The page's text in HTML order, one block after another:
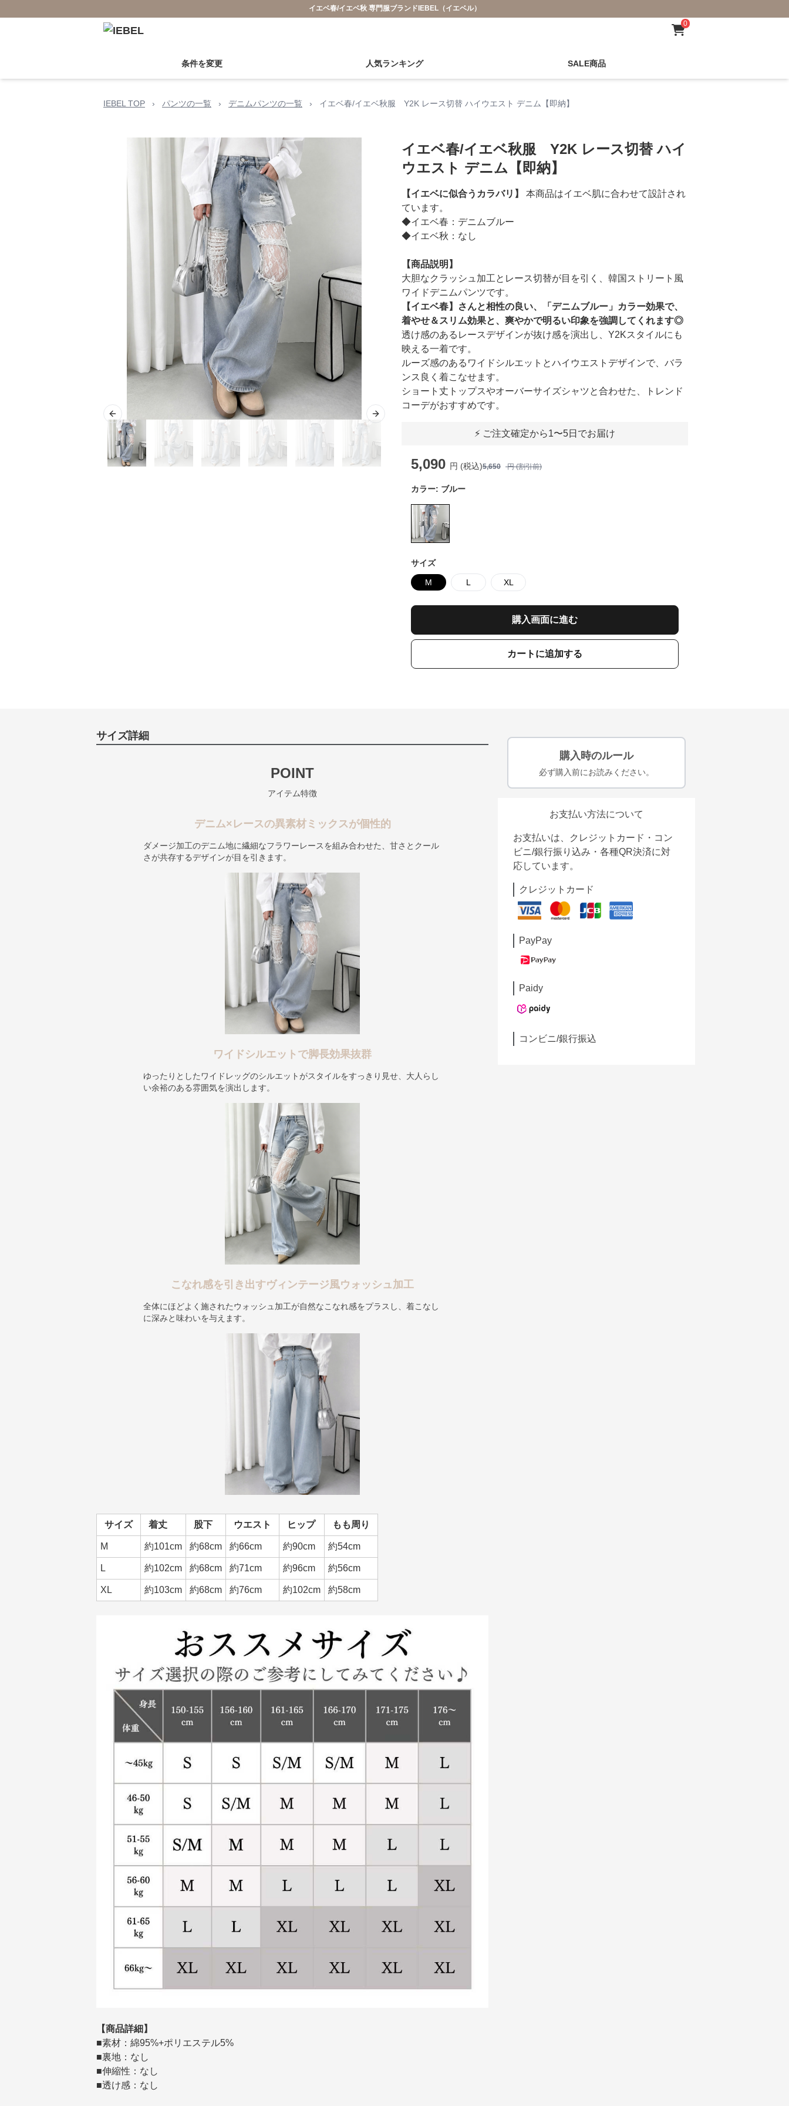
イエベ春/イエベ秋 専門服ブランドIEBEL（イエベル）
0
条件を変更 人気ランキング SALE商品
IEBEL TOP › パンツの一覧 › デニムパンツの一覧 › イエベ春/イエベ秋服 Y2K レース切替 ハイウエスト デニム【即納】
Previous slide Next slide
イエベ春/イエベ秋服 Y2K レース切替 ハイ
ウエスト デニム【即納】
【イエベに似合うカラバリ】
本商品はイエベ肌に合わせて設計され
ています。
◆イエベ春：デニムブルー
◆イエベ秋：なし
【商品説明】
大胆なクラッシュ加工とレース切替が目を引く、韓国ストリート風
ワイドデニムパンツです。
【イエベ春】さんと相性の良い、「デニムブルー」カラー効果で、
着やせ＆スリム効果と、爽やかで明るい印象を強調してくれます◎
透け感のあるレースデザインが抜け感を演出し、Y2Kスタイルにも
映える一着です。
ルーズ感のあるワイドシルエットとハイウエストデザインで、バラ
ンス良く着こなせます。
ショート丈トップスやオーバーサイズシャツと合わせた、トレンド
コーデがおすすめです。
⚡ ご注文確定から1〜5日でお届け
5,090 円 (税込)5,650 円 (割引前)
カラー: ブルー
サイズ
M L XL
購入画面に進む
カートに追加する
サイズ詳細
POINT
アイテム特徴
デニム×レースの異素材ミックスが個性的
ダメージ加工のデニム地に繊細なフラワーレースを組み合わせた、甘さとクール
さが共存するデザインが目を引きます。
ワイドシルエットで脚長効果抜群
ゆったりとしたワイドレッグのシルエットがスタイルをすっきり見せ、大人らし
い余裕のある雰囲気を演出します。
こなれ感を引き出すヴィンテージ風ウォッシュ加工
全体にほどよく施されたウォッシュ加工が自然なこなれ感をプラスし、着こなし
に深みと味わいを与えます。
サイズ 着丈 股下 ウエスト ヒップ もも周り
M 約101cm 約68cm 約66cm 約90cm 約54cm
L 約102cm 約68cm 約71cm 約96cm 約56cm
XL 約103cm 約68cm 約76cm 約102cm 約58cm
【商品詳細】
■素材：綿95%+ポリエステル5%
■裏地：なし
■伸縮性：なし
■透け感：なし
購入時のルール
必ず購入前にお読みください。
お支払い方法について
お支払いは、クレジットカード・コン
ビニ/銀行振り込み・各種QR決済に対
応しています。
クレジットカード
PayPay
Paidy
コンビニ/銀行振込